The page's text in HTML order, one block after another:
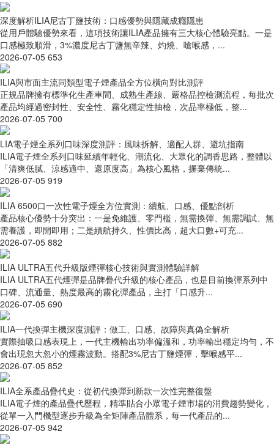
深度解析ILIA尼古丁鹽技術：口感優勢與隱藏成癮隱患
從用戶體驗優勢來看，這項技術讓ILIA產品擁有三大核心體驗亮點。一是
口感極致順滑，3%濃度尼古丁鹽無辛辣、灼燒、嗆喉感，...
2026-07-05 653
ILIA與市面主流同類型電子煙產品全方位橫向對比測評
正規品牌擁有標準化生產車間、成熟生產線、嚴格品控檢測流程，每批次
產品均經過密封性、安全性、霧化穩定性抽檢，次品率極低，整...
2026-07-05 700
LIA電子煙全系列口味深度測評：風味拆解、適配人群、避坑指南
ILIA電子煙全系列口味延續年輕化、潮流化、大眾化的調香思路，整體以
「清爽低膩、涼感適中、還原度高」為核心風格，摒棄傳統...
2026-07-05 919
ILIA 6500口一次性電子煙全方位實測：續航、口感、優點剖析
產品核心優勢十分突出：一是免維護、零門檻，無需換彈、無需調試、無
需養護，即開即用；二是續航持久、性價比高，超大口數+可充...
2026-07-05 882
ILIA ULTRA五代升級版煙彈核心技術與實測體驗詳解
ILIA ULTRA五代煙彈是品牌疊代升級的核心產品，也是目前換彈系列中
口碑、流通量、熱度最高的霧化彈產品，主打「口感升...
2026-07-05 690
ILIA一代換彈主機深度測評：做工、口感、故障與真偽全解析
實際抽吸口感表現上，一代主機輸出功率偏溫和，功率輸出穩定均勻，不
會出現忽大忽小的煙霧波動。搭配3%尼古丁鹽煙彈，擊喉感平...
2026-07-05 852
ILIA全系產品疊代史：從初代換彈到新款一次性完整復盤
ILIA電子煙的產品疊代歷程，精準貼合小眾電子煙市場的消費趨勢變化，
從單一入門機型逐步升級為全矩陣產品體系，每一代產品的...
2026-07-05 942